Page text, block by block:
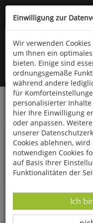
Kompletten Head der
oder
Startseite Bücher
Kindergarten, Schule-
Einwilligung zur
Wir verwenden
um Ihnen ein
bieten. Einige sind
ordnungsgemäße
während andere
für
personalisierter
hier Ihre Einwilligung
oder anpassen.
unserer
Cookies ablehnen,
notwendigen Cookies
auf Basis Ihrer
Funktionalitäten der
Ich